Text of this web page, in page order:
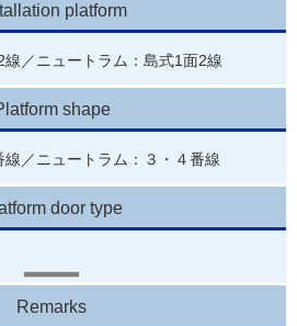
platform
／ニュートラム：島式1面2線
shape
／ニュートラム：３・４番線
door type
Remarks